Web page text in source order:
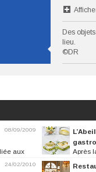
Des
lieu.
©DR
08/09/2009
aux
Après
le restaurant
24/02/2010